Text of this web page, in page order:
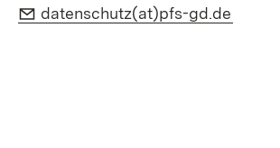
E-Mail:
datenschutz(at)pfs-gd.de